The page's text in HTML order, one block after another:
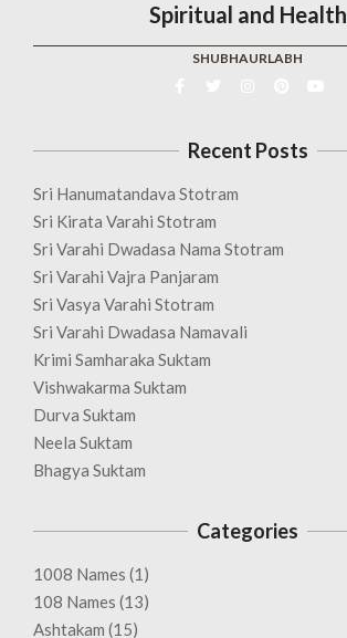
Spiritual and Health
SHUBHAURLABH
Recent Posts
Sri Hanumatandava Stotram
Sri Kirata Varahi Stotram
Sri Varahi Dwadasa Nama Stotram
Sri Varahi Vajra Panjaram
Sri Vasya Varahi Stotram
Sri Varahi Dwadasa Namavali
Krimi Samharaka Suktam
Vishwakarma Suktam
Durva Suktam
Neela Suktam
Bhagya Suktam
Categories
1008 Names (1)
108 Names (13)
Ashtakam (15)